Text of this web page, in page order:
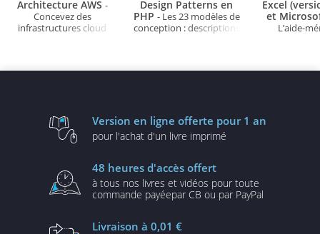
Architecture AWS -
Concevez des
infrastructures cloud
Design Patterns en
PHP - Les 23 modèles de
conception : descriptions
Excel
et
L’aide-
Version en ligne offerte pour 1 an
pour l'achat d'un livre imprimé
48 heures d'accès offert
à tous nos livres et vidéos pour toute
commande payéepar CB ou par PayPal
Livraison à 0,01 €